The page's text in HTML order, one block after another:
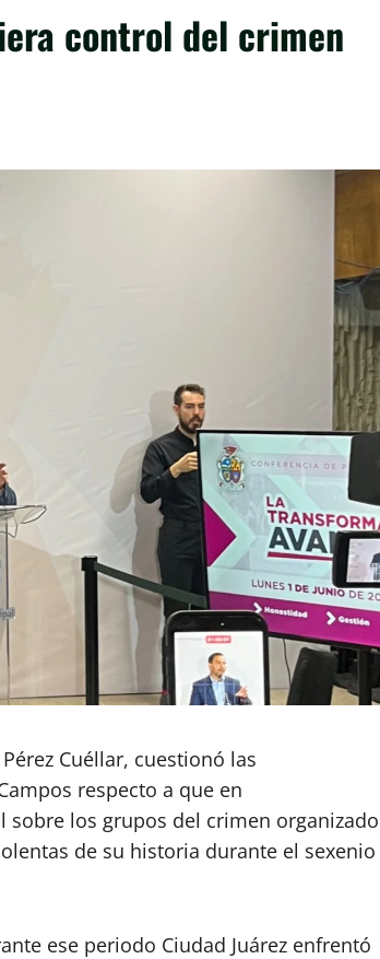
control del crimen
Cuéllar, cuestionó las
respecto a que en
los grupos del crimen
de su historia durante el sexenio
ese periodo Ciudad Juárez enfrentó